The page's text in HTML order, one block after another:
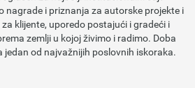
nagrade i priznanja za autorske projekte i
klijente, uporedo postajući i gradeći i
zemlji u kojoj živimo i radimo. Doba
jedan od najvažnijih poslovnih iskoraka.